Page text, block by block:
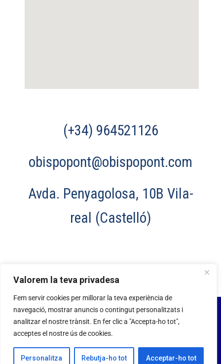
Valorem la teva privadesa
Fem servir cookies per millorar la teva experiència de
navegació, mostrar anuncis o contingut personalitzats i
analitzar el nostre trànsit. En fer clic a "Accepta-ho tot",
acceptes el nostre ús de cookies.
Personalitza Rebutja-ho tot Acceptar-ho tot
(+34) 964521126
obispopont@obispopont.com
Avda. Penyagolosa, 10B Vila-
real (Castelló)